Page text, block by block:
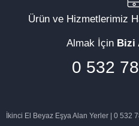
Ürün ve Hizmetlerimiz
Almak İçin Bizi
0 532
İkinci El Beyaz Eşya Alan Yerler | 0 532